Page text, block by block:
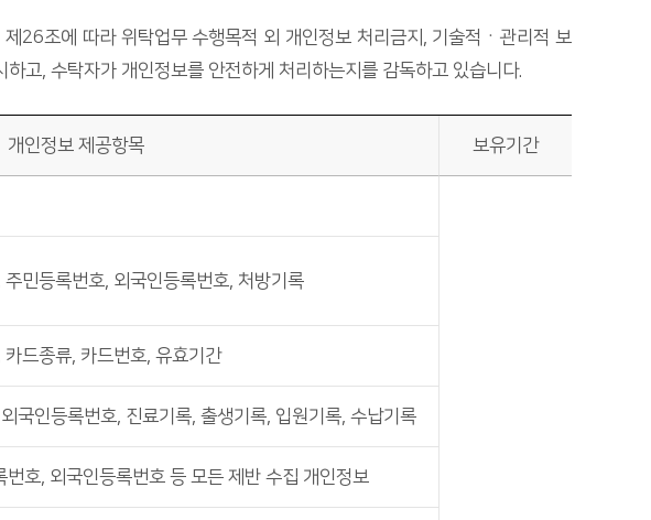
26조에 따라 위탁업무 수행목적 외 개인정보 처리금지, 기술적ㆍ관리적 보
고, 수탁자가 개인정보를 안전하게 처리하는지를 감독하고 있습니다.
개인정보 제공항목 보유기간
민등록번호, 외국인등록번호, 처방기록
카드종류, 카드번호, 유효기간
국인등록번호, 진료기록, 출생기록, 입원기록, 수납기록
호, 외국인등록번호 등 모든 제반 수집 개인정보